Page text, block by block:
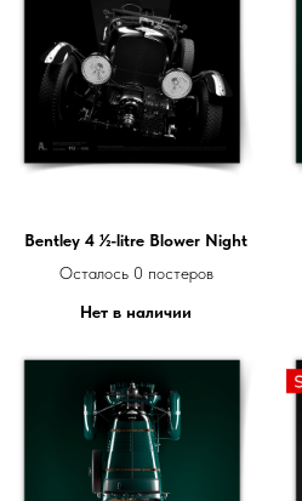
Bentley 4 ½-litre Blower Night
Осталось 0 постеров
Нет в наличии